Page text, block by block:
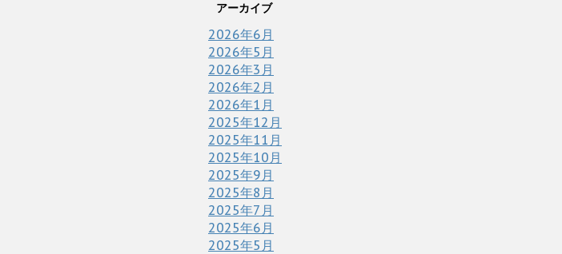
アーカイブ
2026年6月
2026年5月
2026年3月
2026年2月
2026年1月
2025年12月
2025年11月
2025年10月
2025年9月
2025年8月
2025年7月
2025年6月
2025年5月